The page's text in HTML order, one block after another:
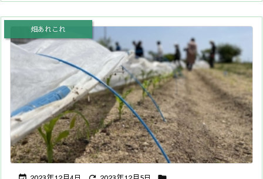
畑あれこれ